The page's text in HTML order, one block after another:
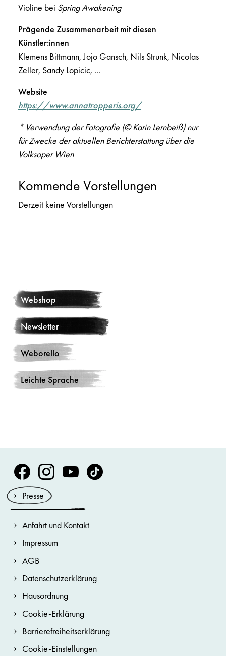
Webshop
Newsletter
Weborello
Leichte Sprache
Violine bei Spring Awakening
Prägende Zusammenarbeit mit diesen
Künstler:innen
Klemens Bittmann, Jojo Gansch, Nils Strunk, Nicolas
Zeller, Sandy Lopicic, ...
Website
https://www.annatropperis.org/
* Verwendung der Fotografie (© Karin Lernbeiß) nur
für Zwecke der aktuellen Berichterstattung über die
Volksoper Wien
Kommende Vorstellungen
Derzeit keine Vorstellungen
Volksoper Facebook
Volksoper Instagram
Volksoper Youtube
Volksoper TikTok
Presse
Anfahrt und Kontakt
Impressum
AGB
Datenschutzerklärung
Hausordnung
Cookie-Erklärung
Barrierefreiheitserklärung
Cookie-Einstellungen